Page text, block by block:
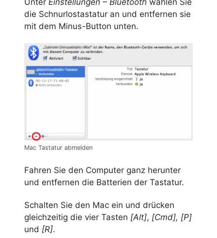
die Schnurlostastatur an und entfernen sie
mit dem Minus-Button unten.
Mac Tastatur abmelden
Fahren Sie den Computer ganz herunter
und entfernen die Batterien der Tastatur.
Schalten Sie den Mac ein und drücken
gleichzeitig die vier Tasten [Alt], [Cmd], [P]
und [R].